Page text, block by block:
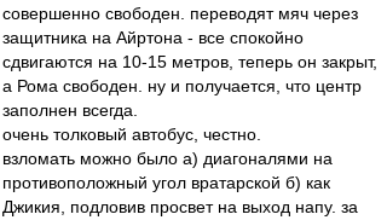
совершенно свободен. переводят мяч через
защитника на Айртона - все спокойно
сдвигаются на 10-15 метров, теперь он закрыт,
а Рома свободен. ну и получается, что центр
заполнен всегда.
очень толковый автобус, честно.
взломать можно было а) диагоналями на
противоположный угол вратарской б) как
Джикия, подловив просвет на выход напу. за